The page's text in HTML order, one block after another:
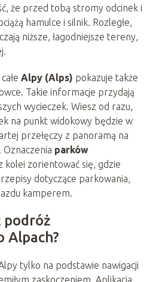
że przed tobą stromy odcinek i
hamulce i silnik. Rozległe,
niższe, łagodniejsze tereny,
Alpy (Alps) pokazuje także
Takie informacje przydają
wycieczek. Wiesz od razu,
na punkt widokowy będzie w
przełęczy z panoramą na
Oznaczenia parków
kolei zorientować się, gdzie
dotyczące parkowania,
kamperem.
podróż
Alpach?
tylko na podstawie nawigacji
zaskoczeniem. Aplikacja